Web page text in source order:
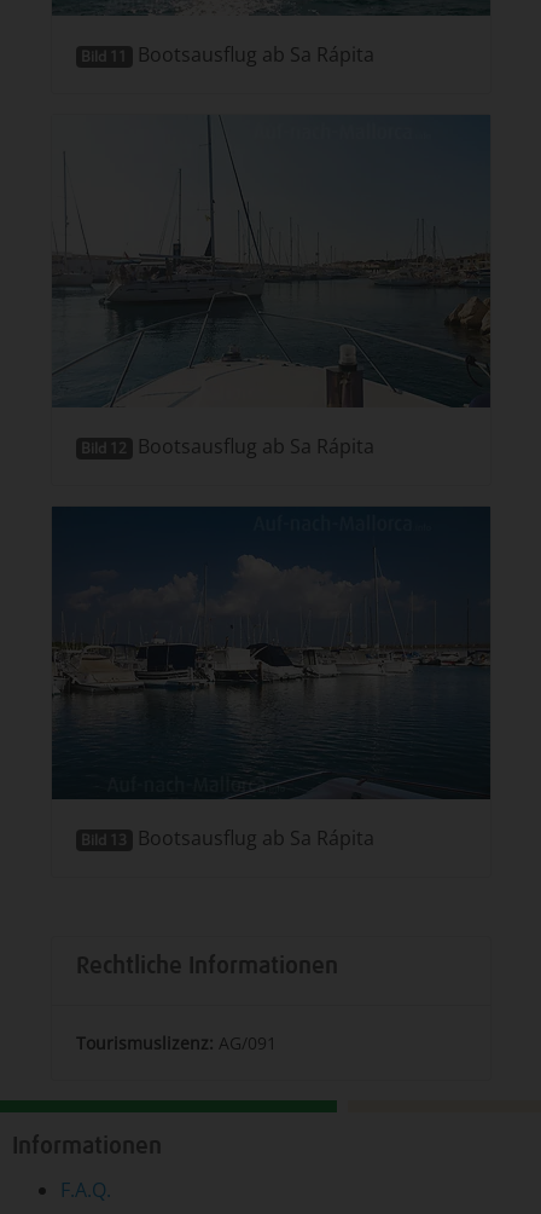
Bild 11 Bootsausflug ab Sa Rápita
Bild 12 Bootsausflug ab Sa Rápita
Bild 13 Bootsausflug ab Sa Rápita
Rechtliche Informationen
Tourismuslizenz: AG/091
Informationen
F.A.Q.